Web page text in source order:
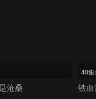
沧桑
40集
铁血